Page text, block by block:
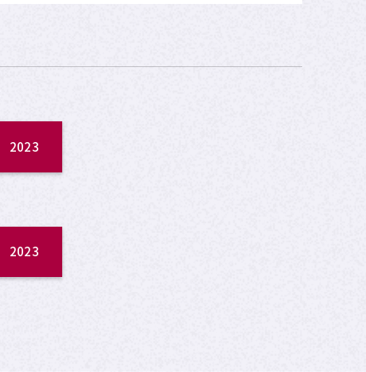
2023
2023